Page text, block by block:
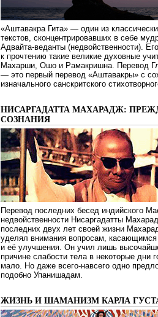
«Аштавакра Гита» — один из
текстов, сконцентрировавших в себе
Адвайта-веданты (недвойственности).
к прочтению такие великие духовные
Махарши, Ошо и Рамакришна. Перевод
— это первый перевод «Аштавакры» с
изначального санскритского
НИСАРГАДАТТА МАХАРАДЖ:
СОЗНАНИЯ
Перевод последних бесед индийского
недвойственности Нисаргадатты
последних двух лет своей жизни
уделял внимания вопросам, касающимся
и её улучшения. Он учил лишь
причине слабости тела в некоторые дни
мало. Но даже всего-навсего одно
подобно Упанишадам.
ЖИЗНЬ И ШАМАНИЗМ КАРЛА